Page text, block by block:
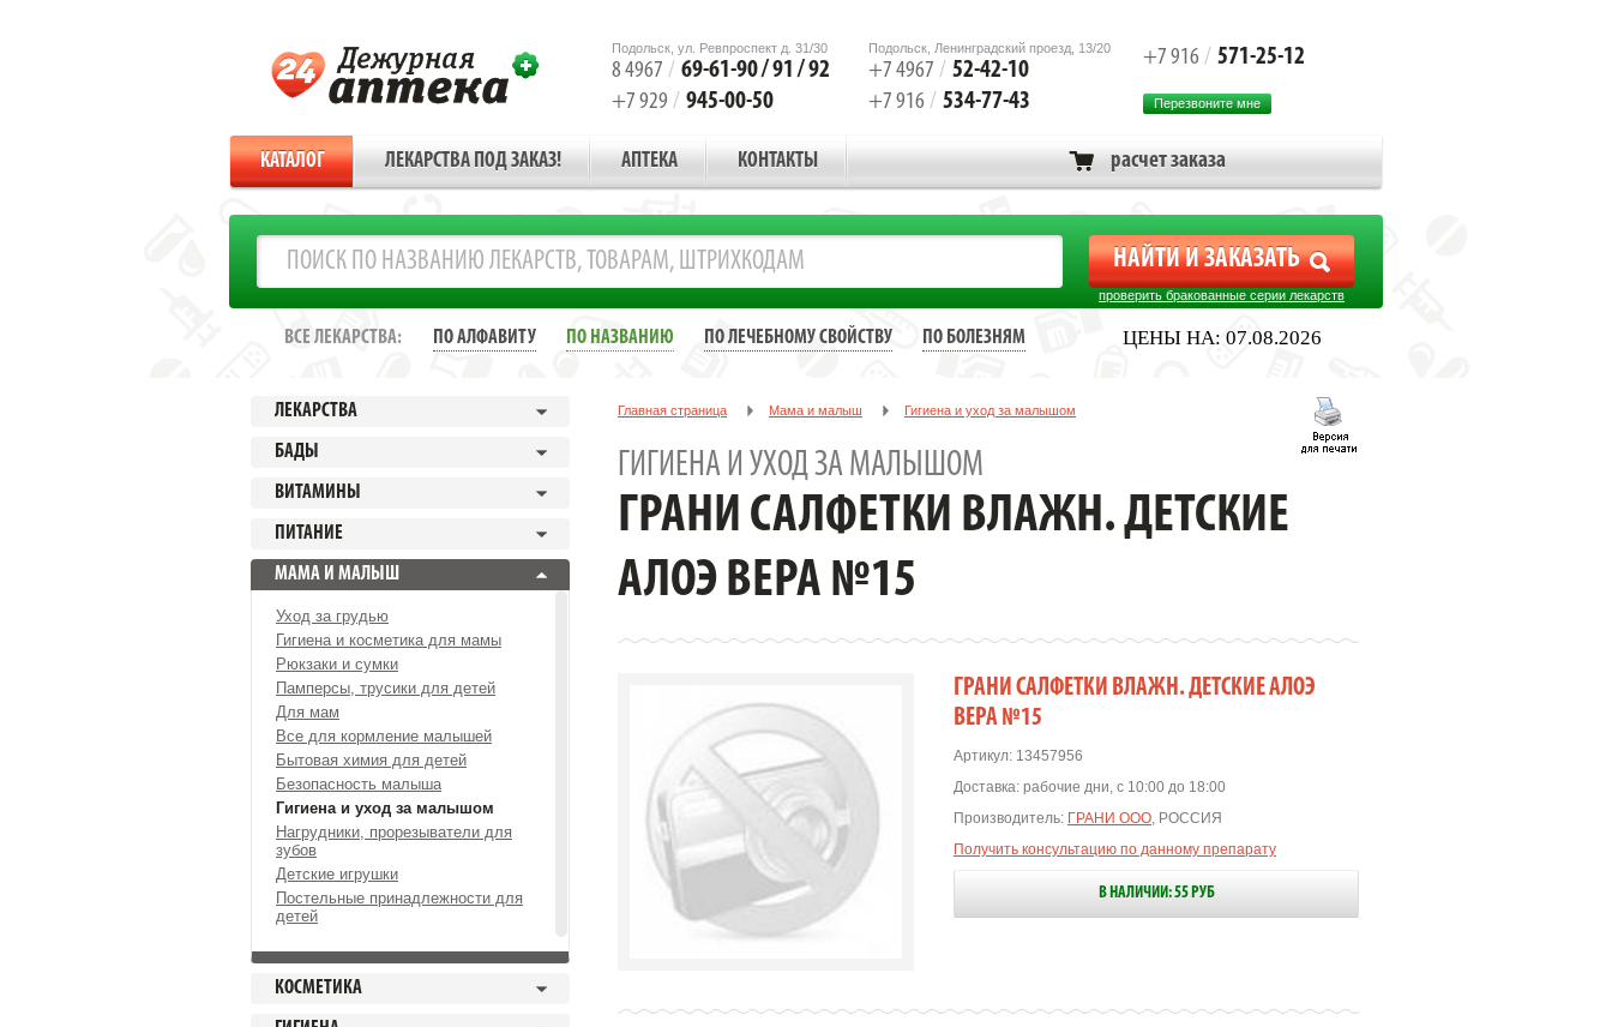
Подольск, ул. Ревпроспект д. 31/30
8 4967 / 69-61-90 / 91 / 92
+7 929 / 945-00-50
Подольск, Ленинградский проезд, 13/20
+7 4967 / 52-42-10
+7 916 / 534-77-43
+7 916 / 571-25-12
Перезвоните мне
КАТАЛОГ ЛЕКАРСТВА ПОД ЗАКАЗ! АПТЕКА КОНТАКТЫ расчет заказа
проверить бракованные серии лекарств
ЦЕНЫ НА: 07.08.2026
ВСЕ ЛЕКАРСТВА: ПО АЛФАВИТУ ПО НАЗВАНИЮ ПО ЛЕЧЕБНОМУ СВОЙСТВУ ПО БОЛЕЗНЯМ
ЛЕКАРСТВА
БАДЫ
ВИТАМИНЫ
ПИТАНИЕ
МАМА И МАЛЫШ
Уход за грудью
Гигиена и косметика для мамы
Рюкзаки и сумки
Памперсы, трусики для детей
Для мам
Все для кормление малышей
Бытовая химия для детей
Безопасность малыша
Гигиена и уход за малышом
Нагрудники, прорезыватели для
зубов
Детские игрушки
Постельные принадлежности для
детей
КОСМЕТИКА
Главная страница Мама и малыш Гигиена и уход за малышом
ГИГИЕНА И УХОД ЗА МАЛЫШОМ
ГРАНИ САЛФЕТКИ ВЛАЖН. ДЕТСКИЕ
АЛОЭ ВЕРА №15
ГРАНИ САЛФЕТКИ ВЛАЖН. ДЕТСКИЕ АЛОЭ
ВЕРА №15
Артикул: 13457956
Доставка: рабочие дни, с 10:00 до 18:00
Производитель: ГРАНИ ООО, РОССИЯ
Получить консультацию по данному препарату
В НАЛИЧИИ: 55 РУБ